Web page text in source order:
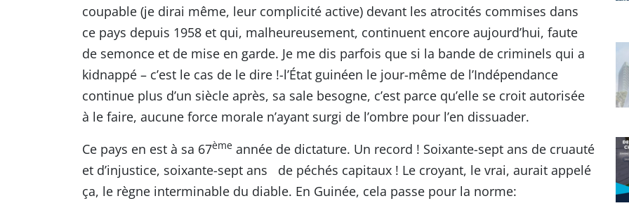
coupable (je dirai même, leur complicité active) devant les atrocités commises dans
ce pays depuis 1958 et qui, malheureusement, continuent encore aujourd’hui, faute
de semonce et de mise en garde. Je me dis parfois que si la bande de criminels qui a
kidnappé – c’est le cas de le dire !-l’État guinéen le jour-même de l’Indépendance
continue plus d’un siècle après, sa sale besogne, c’est parce qu’elle se croit autorisée
à le faire, aucune force morale n’ayant surgi de l’ombre pour l’en dissuader.
Ce pays en est à sa 67ème année de dictature. Un record ! Soixante-sept ans de cruauté
et d’injustice, soixante-sept ans de péchés capitaux ! Le croyant, le vrai, aurait appelé
ça, le règne interminable du diable. En Guinée, cela passe pour la norme: